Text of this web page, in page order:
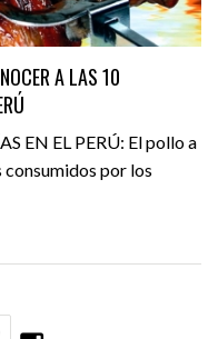
A LAS 10
EN EL PERÚ: El pollo a
consumidos por los